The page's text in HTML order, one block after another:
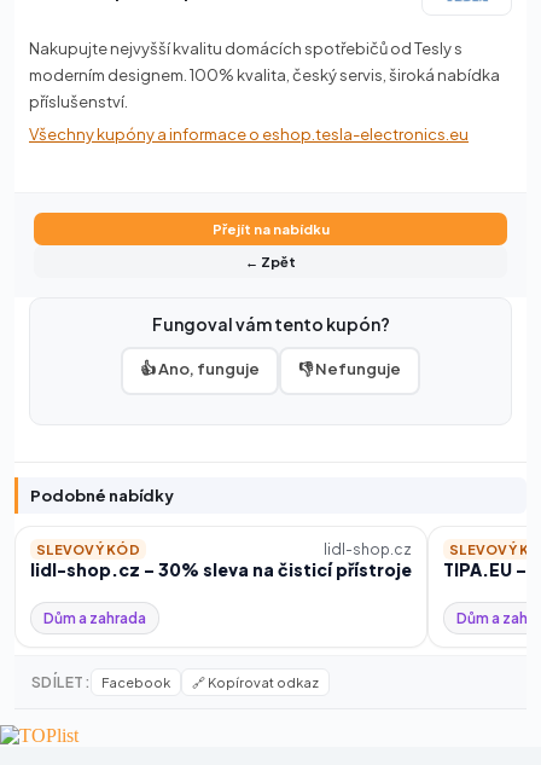
Nakupujte nejvyšší kvalitu domácích spotřebičů od Tesly s
moderním designem. 100% kvalita, český servis, široká nabídka
příslušenství.
Všechny kupóny a informace o eshop.tesla-electronics.eu
Přejít na nabídku
← Zpět
Fungoval vám tento kupón?
👍 Ano, funguje 👎 Nefunguje
Podobné nabídky
SLEVOVÝ KÓD lidl-shop.cz
lidl-shop.cz – 30% sleva na čisticí přístroje
Dům a zahrada
SLEVOVÝ
TIPA.EU –
Dům a
SDÍLET: Facebook 🔗 Kopírovat odkaz